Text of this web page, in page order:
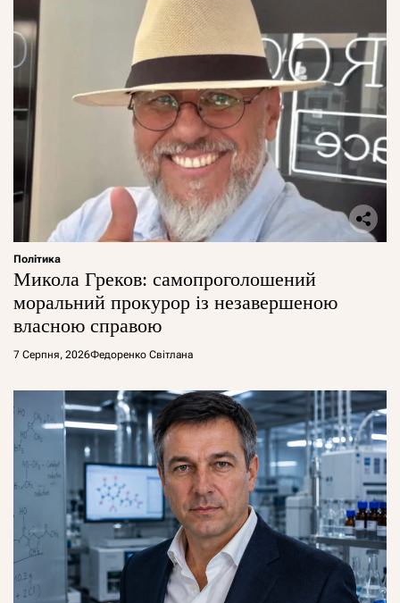
Політика
Микола Греков: самопроголошений
моральний прокурор із незавершеною
власною справою
7 Серпня, 2026Федоренко Світлана